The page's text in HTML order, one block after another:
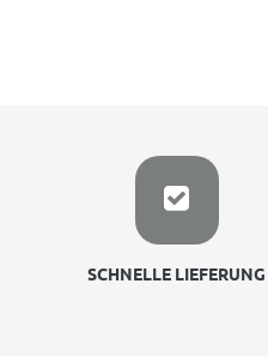
SCHNELLE LIEFERUNG